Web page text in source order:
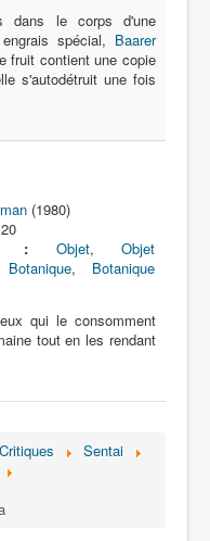
(電子 戦
dans le corps d'une
spécial, Baarer
fruit contient une copie
s'autodétruit une fois
(1980)
:
Objet,Objet
Botanique, Botanique
qui le consomment
tout en les rendant
Sentai